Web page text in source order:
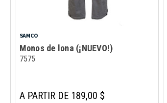
SAMCO
Monos de lona (¡NUEVO!)
7575
A PARTIR DE 189,00 $